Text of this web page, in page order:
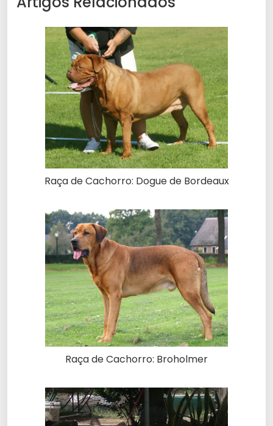
Raça de Cachorro: Dogue de Bordeaux
Raça de Cachorro: Broholmer